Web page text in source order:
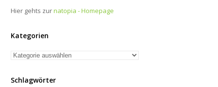
Hier gehts zurnatopia - Homepage
Kategorien
Kategorien
Schlagwörter